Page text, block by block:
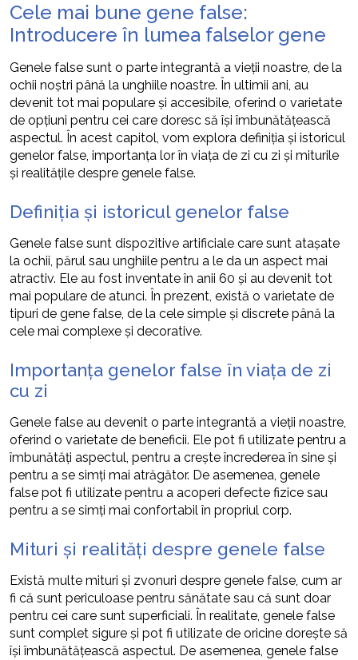
Cele mai bune gene false:
Introducere în lumea falselor gene
Genele false sunt o parte integrantă a vieții noastre, de la
ochii noștri până la unghiile noastre. În ultimii ani, au
devenit tot mai populare și accesibile, oferind o varietate
de opțiuni pentru cei care doresc să își îmbunătățească
aspectul. În acest capitol, vom explora definiția și istoricul
genelor false, importanța lor în viața de zi cu zi și miturile
și realitățile despre genele false.
Definiția și istoricul genelor false
Genele false sunt dispozitive artificiale care sunt atașate
la ochii, părul sau unghiile pentru a le da un aspect mai
atractiv. Ele au fost inventate în anii 60 și au devenit tot
mai populare de atunci. În prezent, există o varietate de
tipuri de gene false, de la cele simple și discrete până la
cele mai complexe și decorative.
Importanța genelor false în viața de zi
cu zi
Genele false au devenit o parte integrantă a vieții noastre,
oferind o varietate de beneficii. Ele pot fi utilizate pentru a
îmbunătăți aspectul, pentru a crește încrederea în sine și
pentru a se simți mai atrăgător. De asemenea, genele
false pot fi utilizate pentru a acoperi defecte fizice sau
pentru a se simți mai confortabil în propriul corp.
Mituri și realități despre genele false
Există multe mituri și zvonuri despre genele false, cum ar
fi că sunt periculoase pentru sănătate sau că sunt doar
pentru cei care sunt superficiali. În realitate, genele false
sunt complet sigure și pot fi utilizate de oricine dorește să
își îmbunătățească aspectul. De asemenea, genele false